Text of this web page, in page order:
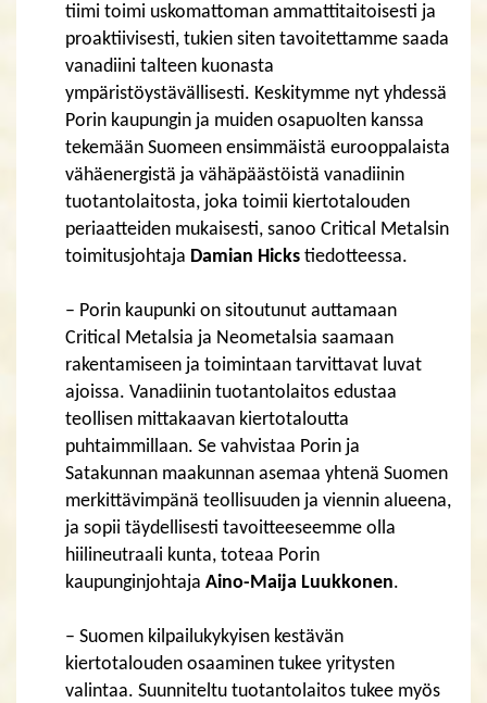
tiimi toimi uskomattoman ammattitaitoisesti ja
proaktiivisesti, tukien siten tavoitettamme saada
vanadiini talteen kuonasta
ympäristöystävällisesti. Keskitymme nyt yhdessä
Porin kaupungin ja muiden osapuolten kanssa
tekemään Suomeen ensimmäistä eurooppalaista
vähäenergistä ja vähäpäästöistä vanadiinin
tuotantolaitosta, joka toimii kiertotalouden
periaatteiden mukaisesti, sanoo Critical Metalsin
toimitusjohtaja Damian Hicks tiedotteessa.
– Porin kaupunki on sitoutunut auttamaan
Critical Metalsia ja Neometalsia saamaan
rakentamiseen ja toimintaan tarvittavat luvat
ajoissa. Vanadiinin tuotantolaitos edustaa
teollisen mittakaavan kiertotaloutta
puhtaimmillaan. Se vahvistaa Porin ja
Satakunnan maakunnan asemaa yhtenä Suomen
merkittävimpänä teollisuuden ja viennin alueena,
ja sopii täydellisesti tavoitteeseemme olla
hiilineutraali kunta, toteaa Porin
kaupunginjohtaja Aino-Maija Luukkonen.
– Suomen kilpailukykyisen kestävän
kiertotalouden osaaminen tukee yritysten
valintaa. Suunniteltu tuotantolaitos tukee myös